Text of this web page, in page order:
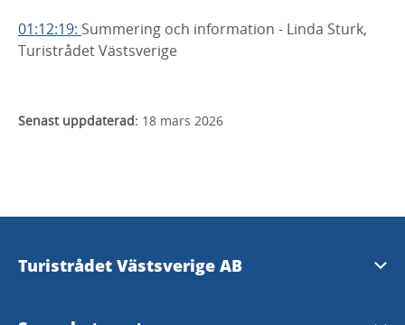
01:12:19: Summering och information - Linda Sturk,
Turistrådet Västsverige
Senast uppdaterad: 18 mars 2026
Turistrådet Västsverige AB
vastsverige.com